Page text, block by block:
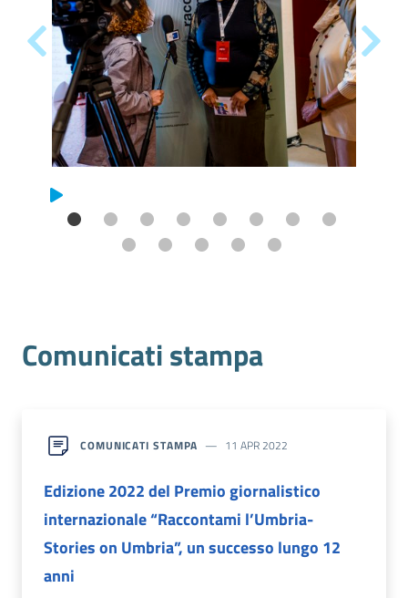
La Camera
Avviare
l'Impresa
l'Impresa
l'Impresa e il
Digitale
Comunicati stampa
COMUNICATI STAMPA 11 APR 2022
Edizione 2022 del Premio giornalistico
internazionale “Raccontami l’Umbria-
Stories on Umbria”, un successo lungo 12
anni